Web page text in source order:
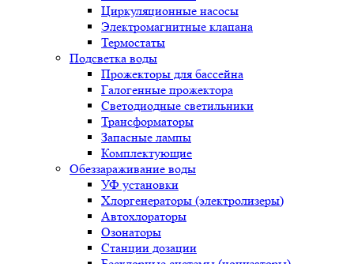
Циркуляционные насосы
Электромагнитные клапана
Термостаты
Подсветка воды
Прожекторы для бассейна
Галогенные прожектора
Светодиодные светильники
Трансформаторы
Запасные лампы
Комплектующие
Обеззараживание воды
УФ установки
Хлоргенераторы (электролизеры)
Автохлораторы
Озонаторы
Станции дозации